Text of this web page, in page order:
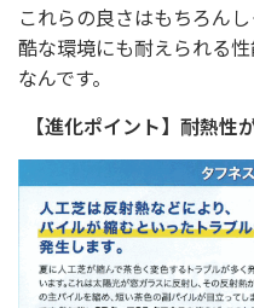
これらの良さはもちろん
酷な環境にも耐えられる
なんです。
【進化ポイント】耐熱性